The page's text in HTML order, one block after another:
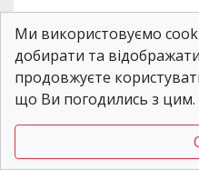
Дотримання цих
від поліції допоможе
стати жертвою
зберегти своє майно.
пильність та
Ми використовуємо
добирати та
продовжуєте
що Ви погодились з цим.